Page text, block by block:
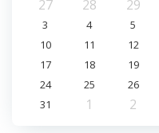
27
28 29
3
4 5
10
11 12
17
18 19
24
25 26
31
1 2